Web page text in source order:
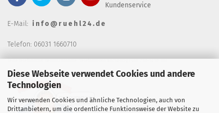
Diese Webseite verwendet Cookies und andere
Technologien
Wir verwenden Cookies und ähnliche Technologien, auch von
Drittanbietern, um die ordentliche Funktionsweise der Website zu
Kundenservice
E-Mail: i n f o @ r u e h l 2 4 . d e
Telefon: 06031 1660710